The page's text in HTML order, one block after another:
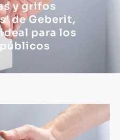
y grifos
de Geberit,
para los